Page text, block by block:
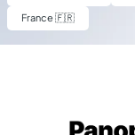
France 🇫🇷